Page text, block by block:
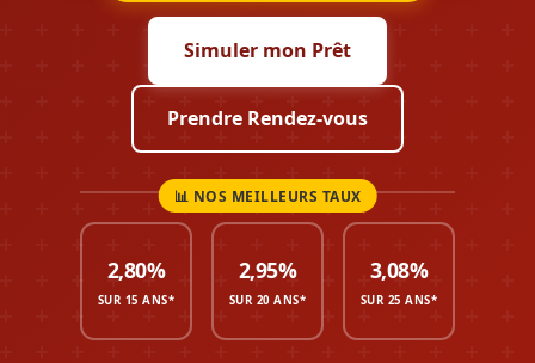
Simuler mon Prêt
Prendre Rendez-vous
2,80%
SUR 15 ANS*
2,95%
SUR 20 ANS*
3,08%
SUR 25 ANS*